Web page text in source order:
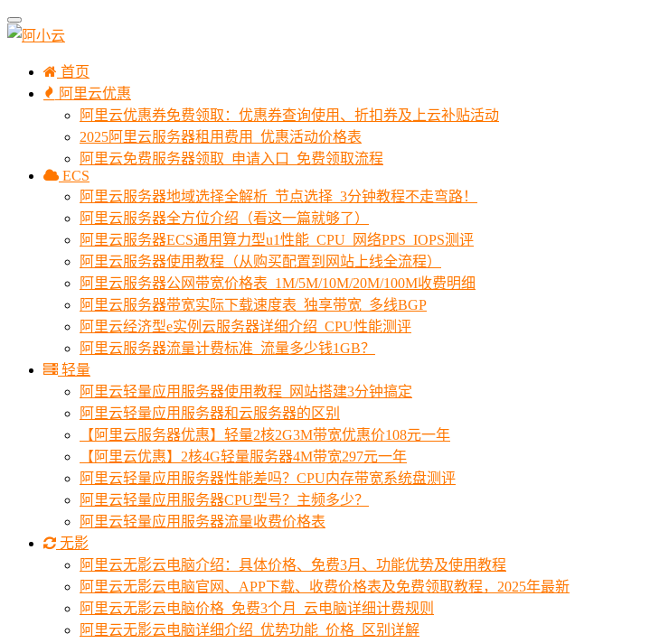
首页
阿里云优惠
阿里云优惠券免费领取：优惠券查询使用、折扣券及上云补贴活动
2025阿里云服务器租用费用_优惠活动价格表
阿里云免费服务器领取_申请入口_免费领取流程
ECS
阿里云服务器地域选择全解析_节点选择_3分钟教程不走弯路！
阿里云服务器全方位介绍（看这一篇就够了）
阿里云服务器ECS通用算力型u1性能_CPU_网络PPS_IOPS测评
阿里云服务器使用教程（从购买配置到网站上线全流程）
阿里云服务器公网带宽价格表_1M/5M/10M/20M/100M收费明细
阿里云服务器带宽实际下载速度表_独享带宽_多线BGP
阿里云经济型e实例云服务器详细介绍_CPU性能测评
阿里云服务器流量计费标准_流量多少钱1GB？
轻量
阿里云轻量应用服务器使用教程_网站搭建3分钟搞定
阿里云轻量应用服务器和云服务器的区别
【阿里云服务器优惠】轻量2核2G3M带宽优惠价108元一年
【阿里云优惠】2核4G轻量服务器4M带宽297元一年
阿里云轻量应用服务器性能差吗？CPU内存带宽系统盘测评
阿里云轻量应用服务器CPU型号？主频多少？
阿里云轻量应用服务器流量收费价格表
无影
阿里云无影云电脑介绍：具体价格、免费3月、功能优势及使用教程
阿里云无影云电脑官网、APP下载、收费价格表及免费领取教程，2025年最新
阿里云无影云电脑价格_免费3个月_云电脑详细计费规则
阿里云无影云电脑详细介绍_优势功能_价格_区别详解